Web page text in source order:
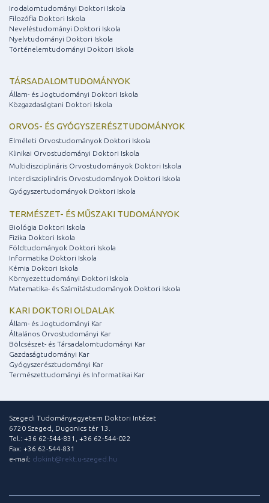
Irodalomtudományi Doktori Iskola
Filozófia Doktori Iskola
Neveléstudományi Doktori Iskola
Nyelvtudományi Doktori Iskola
Történelemtudományi Doktori Iskola
TÁRSADALOMTUDOMÁNYOK
Állam- és Jogtudományi Doktori Iskola
Közgazdaságtani Doktori Iskola
ORVOS- ÉS GYÓGYSZERÉSZTUDOMÁNYOK
Elméleti Orvostudományok Doktori Iskola
Klinikai Orvostudományi Doktori Iskola
Multidiszciplináris Orvostudományok Doktori Iskola
Interdiszciplináris Orvostudományok Doktori Iskola
Gyógyszertudományok Doktori Iskola
TERMÉSZET- ÉS MŰSZAKI TUDOMÁNYOK
Biológia Doktori Iskola
Fizika Doktori Iskola
Földtudományok Doktori Iskola
Informatika Doktori Iskola
Kémia Doktori Iskola
Környezettudományi Doktori Iskola
Matematika- és Számítástudományok Doktori Iskola
KARI DOKTORI OLDALAK
Állam- és Jogtudományi Kar
Általános Orvostudományi Kar
Bölcsészet- és Társadalomtudományi Kar
Gazdaságtudományi Kar
Gyógyszerésztudományi Kar
Természettudományi és Informatikai Kar
Szegedi Tudományegyetem Doktori Intézet
6720 Szeged, Dugonics tér 13.
Tel.: +36 62-544-831, +36 62-544-022
Fax: +36 62-544-831
e-mail: dokint@rekt.u-szeged.hu